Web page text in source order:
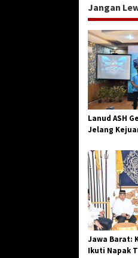
g
a
s
i
p
o
s
Jangan
Lanud ASH
Jelang
Jawa Barat:
Ikuti Napak